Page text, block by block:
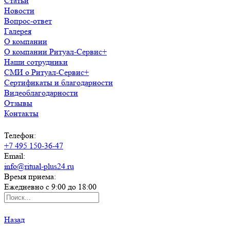
Новости
Вопрос-ответ
Галерея
О компании
О компании Ритуал-Сервис+
Наши сотрудники
СМИ о Ритуал-Сервис+
Сертификаты и благодарности
Видеоблагодарности
Отзывы
Контакты
Телефон:
+7 495 150-36-47
Email:
info@ritual-plus24.ru
Время приема:
Ежедневно с 9:00 до 18:00
Назад